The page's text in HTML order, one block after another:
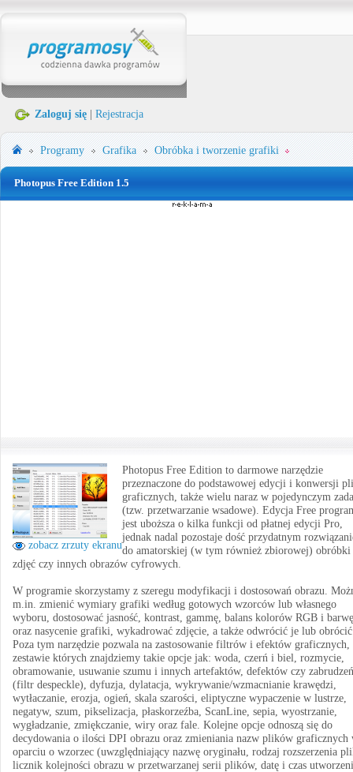
Zaloguj się Rejestracja
Programy Grafika Obróbka i tworzenie grafiki
Photopus Free Edition 1.5
zobacz zrzuty ekranu
Photopus Free Edition to darmowe narzędzie
przeznaczone do podstawowej edycji i konwersji
graficznych, także wielu naraz w pojedynczym
(tzw. przetwarzanie wsadowe). Edycja Free
jest uboższa o kilka funkcji od płatnej edycji Pro,
jednak nadal pozostaje dość przydatnym
do amatorskiej (w tym również zbiorowej) obróbki
zdjęć czy innych obrazów cyfrowych.
W programie skorzystamy z szeregu modyfikacji i dostosowań obrazu.
m.in. zmienić wymiary grafiki według gotowych wzorców lub własnego
wyboru, dostosować jasność, kontrast, gammę, balans kolorów RGB i barwę
oraz nasycenie grafiki, wykadrować zdjęcie, a także odwrócić je lub
Poza tym narzędzie pozwala na zastosowanie filtrów i efektów graficznych,
zestawie których znajdziemy takie opcje jak: woda, czerń i biel, rozmycie,
obramowanie, usuwanie szumu i innych artefaktów, defektów czy zabrudzeń
(filtr despeckle), dyfuzja, dylatacja, wykrywanie/wzmacnianie krawędzi,
wytłaczanie, erozja, ogień, skala szarości, eliptyczne wypaczenie w lustrze,
negatyw, szum, pikselizacja, płaskorzeźba, ScanLine, sepia, wyostrzanie,
wygładzanie, zmiękczanie, wiry oraz fale. Kolejne opcje odnoszą się do
decydowania o ilości DPI obrazu oraz zmieniania nazw plików graficznych
oparciu o wzorzec (uwzględniający nazwę oryginału, rodzaj rozszerzenia
licznik kolejności obrazu w przetwarzanej serii plików, datę i czas